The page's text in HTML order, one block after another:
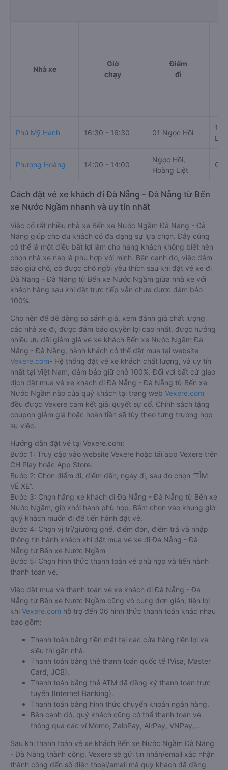
Nhà xe
Giờ
chạy
Điểm
đi
Phú Mỹ Hạnh 16:30 - 16:30 01 Ngọc Hồi
Lệ,
Phượng Hoàng 14:00 - 14:00
Ngọc Hồi,
Hoàng Liệt
Cách đặt vé xe khách đi Đà Nẵng - Đà Nẵng từ Bến
xe Nước Ngầm nhanh và uy tín nhất
Việc có rất nhiều nhà xe Bến xe Nước Ngầm Đà Nẵng - Đà
Nẵng giúp cho du khách có đa dạng sự lựa chọn. Đây cũng
có thể là một điều bất lợi làm cho hàng khách không biết nên
chọn nhà xe nào là phù hợp với mình. Bên cạnh đó, việc đảm
bảo giữ chỗ, có được chỗ ngồi yêu thích sau khi đặt vé xe đi
Đà Nẵng - Đà Nẵng từ Bến xe Nước Ngầm giữa nhà xe với
khách hàng sau khi đặt trực tiếp vẫn chưa được đảm bảo
100%.
Cho nên để dễ dàng so sánh giá, xem đánh giá chất lượng
các nhà xe đi, được đảm bảo quyền lợi cao nhất, được hưởng
nhiều ưu đãi giảm giá vé xe khách Bến xe Nước Ngầm Đà
Nẵng - Đà Nẵng, hành khách có thể đặt mua tại website
Vexere.com- Hệ thống đặt vé xe khách chất lượng, và uy tín
nhất tại Việt Nam, đảm bảo giữ chỗ 100%. Đối với bất cứ giao
dịch đặt mua vé xe khách đi Đà Nẵng - Đà Nẵng từ Bến xe
Nước Ngầm nào của quý khách tại trang web Vexere.com
đều được Vexere cam kết giải quyết sự cố. Chính sách tặng
coupon giảm giá hoặc hoàn tiền sẽ tùy theo từng trường hợp
sự việc.
Hướng dẫn đặt vé tại Vexere.com:
Bước 1: Truy cập vào website Vexere hoặc tải app Vexere trên
CH Play hoặc App Store.
Bước 2: Chọn điểm đi, điểm đến, ngày đi, sau đó chọn “TÌM
VÉ XE”.
Bước 3: Chọn hãng xe khách đi Đà Nẵng - Đà Nẵng từ Bến xe
Nước Ngầm, giờ khởi hành phù hợp. Bấm chọn vào khung giờ
quý khách muốn đi để tiến hành đặt vé.
Bước 4: Chọn vị trí/giường ghế, điểm đón, điểm trả và nhập
thông tin hành khách khi đặt mua vé xe đi Đà Nẵng - Đà
Nẵng từ Bến xe Nước Ngầm
Bước 5: Chọn hình thức thanh toán vé phù hợp và tiến hành
thanh toán vé.
Việc đặt mua và thanh toán vé xe khách đi Đà Nẵng - Đà
Nẵng từ Bến xe Nước Ngầm cũng vô cùng đơn giản, tiện lợi
khi Vexere.com hỗ trợ đến 06 hình thức thanh toán khác nhau
bao gồm:
Thanh toán bằng tiền mặt tại các cửa hàng tiện lợi và
siêu thị gần nhà.
Thanh toán bằng thẻ thanh toán quốc tế (Visa, Master
Card, JCB).
Thanh toán bằng thẻ ATM đã đăng ký thanh toán trực
tuyến (Internet Banking).
Thanh toán bằng hình thức chuyển khoản ngân hàng.
Bên cạnh đó, quý khách cũng có thể thanh toán vé
thông qua các ví Momo, ZaloPay, AirPay, VNPay,…
Sau khi thanh toán vé xe khách Bến xe Nước Ngầm Đà Nẵng
- Đà Nẵng thành công, Vexere sẽ gửi tin nhắn/email xác nhận
thành công đến số điện thoại/email mà quý khách đã đăng